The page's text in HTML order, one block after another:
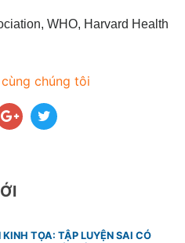
WHO, Harvard Health
chúng tôi
TỌA: TẬP LUYỆN SAI CÓ